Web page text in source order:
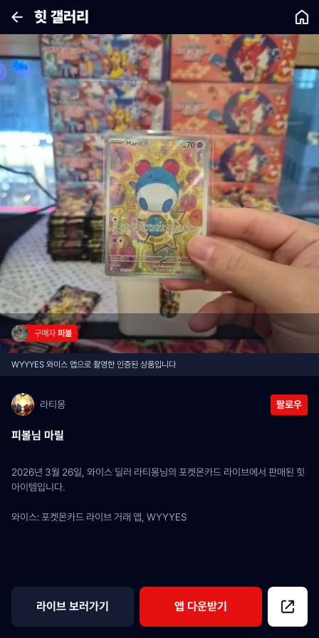
힛 갤러리
구매자 피볼
WYYYES 와이스 앱으로 촬영한 인증된 상품입니다
라티몽 팔로우
피볼님 마릴
2026년 3월 26일, 와이스 딜러 라티몽님의 포켓몬카드 라이브에서 판매된 힛
아이템입니다.
와이스: 포켓몬카드 라이브 거래 앱, WYYYES
라이브 보러가기 앱 다운받기